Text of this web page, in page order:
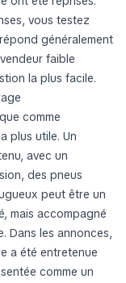
vous testez
généralement
faible
la plus facile.
comme
plus utile. Un
avec un
des pneus
peut être un
mais accompagné
Dans les annonces,
a été entretenue
comme un